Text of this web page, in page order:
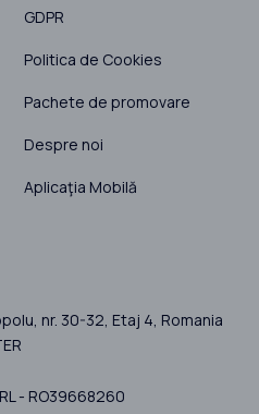
GDPR
Politica de Cookies
Pachete de promovare
Despre noi
Aplicaţia Mobilă
nr. 30-32, Etaj 4, Romania
- RO39668260